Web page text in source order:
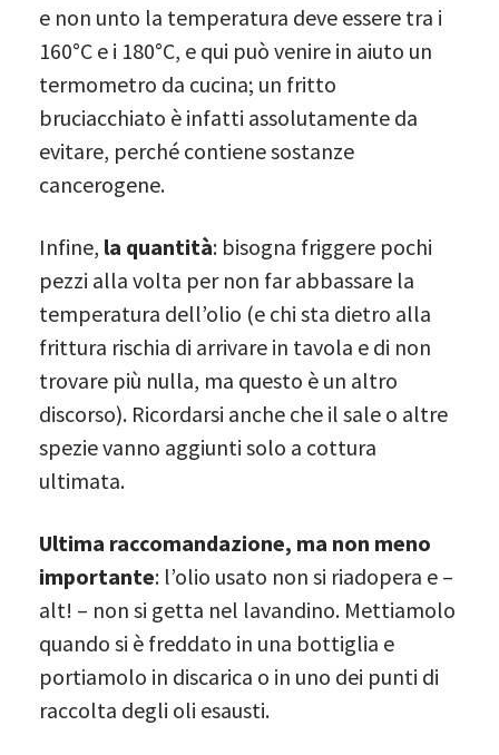
e non unto la temperatura deve essere tra i
160°C e i 180°C, e qui può venire in aiuto un
termometro da cucina; un fritto
bruciacchiato è infatti assolutamente da
evitare, perché contiene sostanze
cancerogene.
Infine, la quantità: bisogna friggere pochi
pezzi alla volta per non far abbassare la
temperatura dell’olio (e chi sta dietro alla
frittura rischia di arrivare in tavola e di non
trovare più nulla, ma questo è un altro
discorso). Ricordarsi anche che il sale o altre
spezie vanno aggiunti solo a cottura
ultimata.
Ultima raccomandazione, ma non meno
importante: l’olio usato non si riadopera e –
alt! – non si getta nel lavandino. Mettiamolo
quando si è freddato in una bottiglia e
portiamolo in discarica o in uno dei punti di
raccolta degli oli esausti.